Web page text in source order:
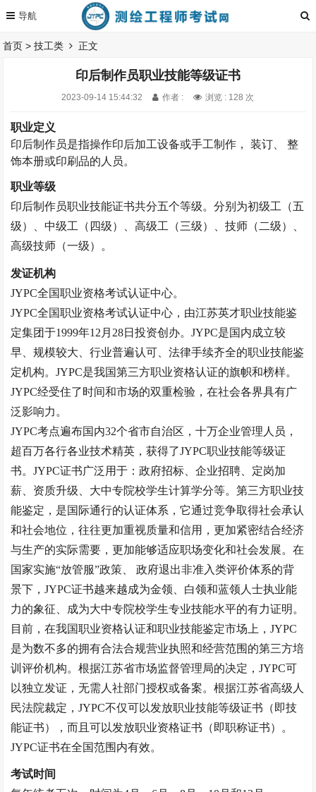
首页 >技工类 正文
印后制作员职业技能等级证书
2023-09-14 15:44:32 作者 : 浏览 : 128 次
职业定义
印后制作员是指操作印后加工设备或手工制作， 装订、 整
饰本册或印刷品的人员。
职业等级
印后制作员职业技能证书共分五个等级。分别为初级工（五
级）、中级工（四级）、高级工（三级）、技师（二级）、
高级技师（一级）。
发证机构
JYPC全国职业资格考试认证中心。
JYPC全国职业资格考试认证中心，由江苏英才职业技能鉴
定集团于1999年12月28日投资创办。JYPC是国内成立较
早、规模较大、行业普遍认可、法律手续齐全的职业技能鉴
定机构。JYPC是我国第三方职业资格认证的旗帜和榜样。
JYPC经受住了时间和市场的双重检验，在社会各界具有广
泛影响力。
JYPC考点遍布国内32个省市自治区，十万企业管理人员，
超百万各行各业技术精英，获得了JYPC职业技能等级证
书。JYPC证书广泛用于：政府招标、企业招聘、定岗加
薪、资质升级、大中专院校学生计算学分等。第三方职业技
能鉴定，是国际通行的认证体系，它通过竞争取得社会承认
和社会地位，往往更加重视质量和信用，更加紧密结合经济
与生产的实际需要，更加能够适应职场变化和社会发展。在
国家实施“放管服”政策、 政府退出非准入类评价体系的背
景下，JYPC证书越来越成为金领、白领和蓝领人士执业能
力的象征、成为大中专院校学生专业技能水平的有力证明。
目前，在我国职业资格认证和职业技能鉴定市场上，JYPC
是为数不多的拥有合法合规营业执照和经营范围的第三方培
训评价机构。根据江苏省市场监督管理局的决定，JYPC可
以独立发证，无需人社部门授权或备案。根据江苏省高级人
民法院裁定，JYPC不仅可以发放职业技能等级证书（即技
能证书），而且可以发放职业资格证书（即职称证书）。
JYPC证书在全国范围内有效。
考试时间